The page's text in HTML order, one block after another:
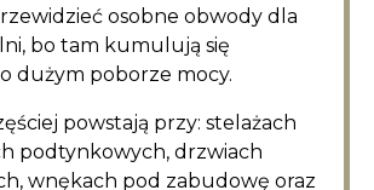
osobne obwody dla
bo tam kumulują się
dużym poborze mocy.
powstają przy: stelażach
podtynkowych, drzwiach
wnękach pod zabudowę oraz